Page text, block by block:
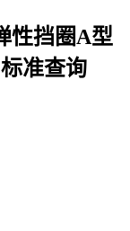
性挡圈A型
准查询